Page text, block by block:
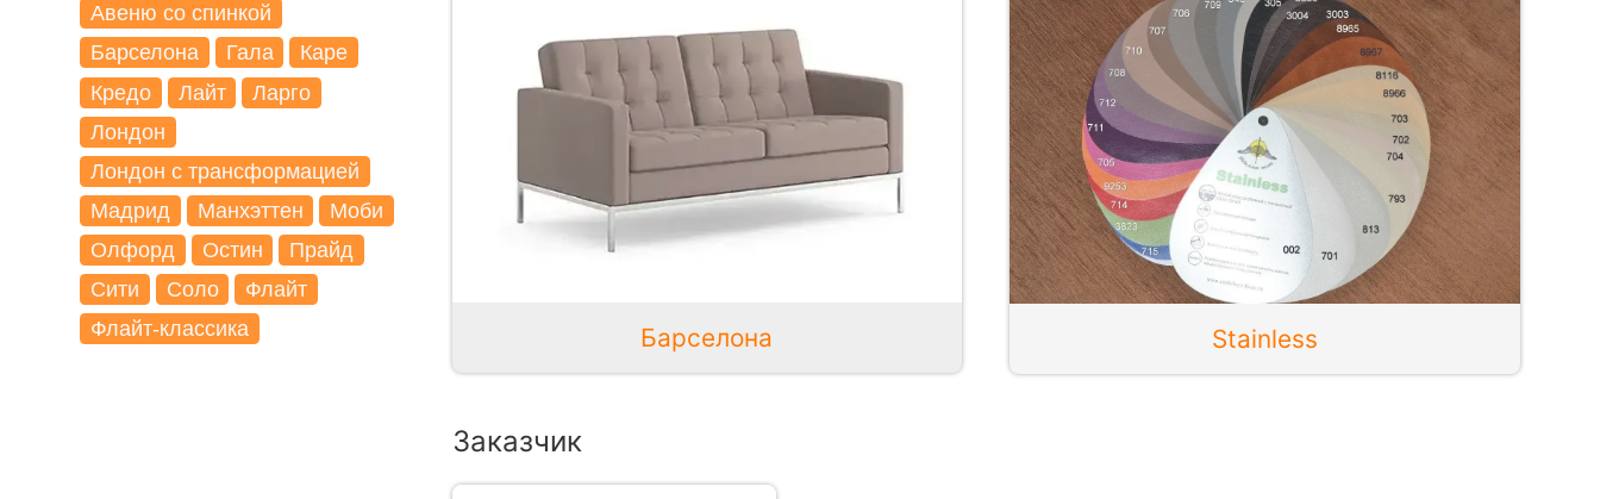
Авеню со спинкой
Барселона
Гала
Каре
Кредо
Лайт
Ларго
Лондон
Лондон с трансформацией
Мадрид
Манхэттен
Моби
Олфорд
Остин
Прайд
Сити
Соло
Флайт
Флайт-классика
Барселона Stainless
Заказчик